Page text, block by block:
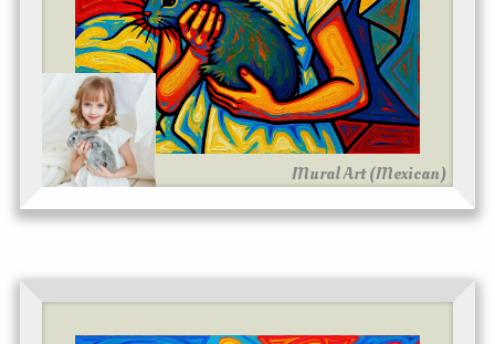
Mural Art (Mexican)